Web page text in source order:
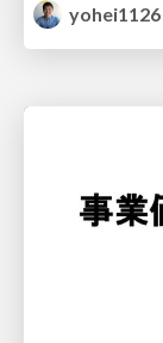
yohei1126